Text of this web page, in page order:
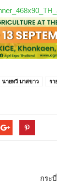
นายทวี มาสขาว รา
กระ